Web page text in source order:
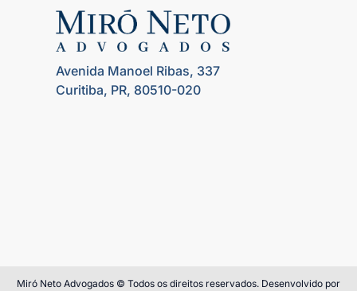
Avenida Manoel Ribas, 337
Curitiba, PR, 80510-020
Miró Neto Advogados © Todos os direitos reservados. Desenvolvido por